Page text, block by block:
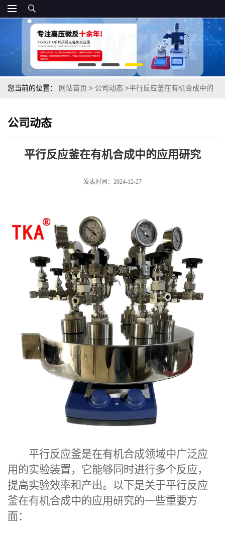
您当前的位置： 网站首页 > 公司动态 >平行反应釜在有机合成中的
公司动态
平行反应釜在有机合成中的应用研究
发表时间：2024-12-27
平行反应釜是在有机合成领域中广泛应
用的实验装置，它能够同时进行多个反应，
提高实验效率和产出。以下是关于平行反应
釜在有机合成中的应用研究的一些重要方
面：